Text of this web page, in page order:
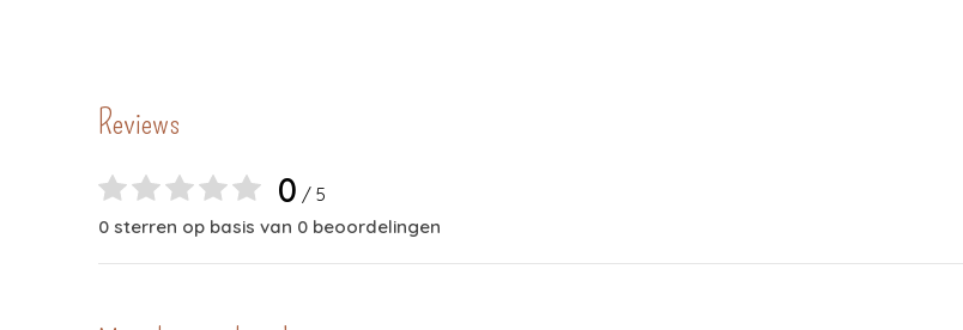
Reviews
0 / 5
0 sterren op basis van 0 beoordelingen